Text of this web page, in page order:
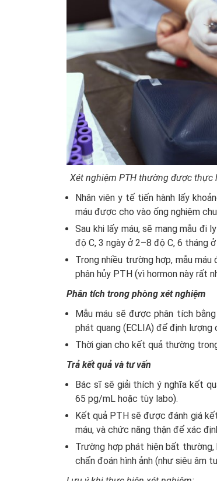
Xét nghiệm PTH thường được thực
Nhân viên y tế tiến hành lấy
máu được cho vào ống nghiệm
Sau khi lấy máu, sẽ mang mẫu
độ C, 3 ngày ở 2–8 độ C, 6 tháng
Trong nhiều trường hợp, mẫu
phân hủy PTH (vì hormon này rất
Phân tích trong phòng xét nghiệm
Mẫu máu sẽ được phân tích
phát quang (ECLIA) để định
Thời gian cho kết quả thường
Trả kết quả và tư vấn
Bác sĩ sẽ giải thích ý nghĩa kết
65 pg/mL hoặc tùy labo).
Kết quả PTH sẽ được đánh giá
máu, và chức năng thận để xác
Trường hợp phát hiện bất
chẩn đoán hình ảnh (như siêu âm